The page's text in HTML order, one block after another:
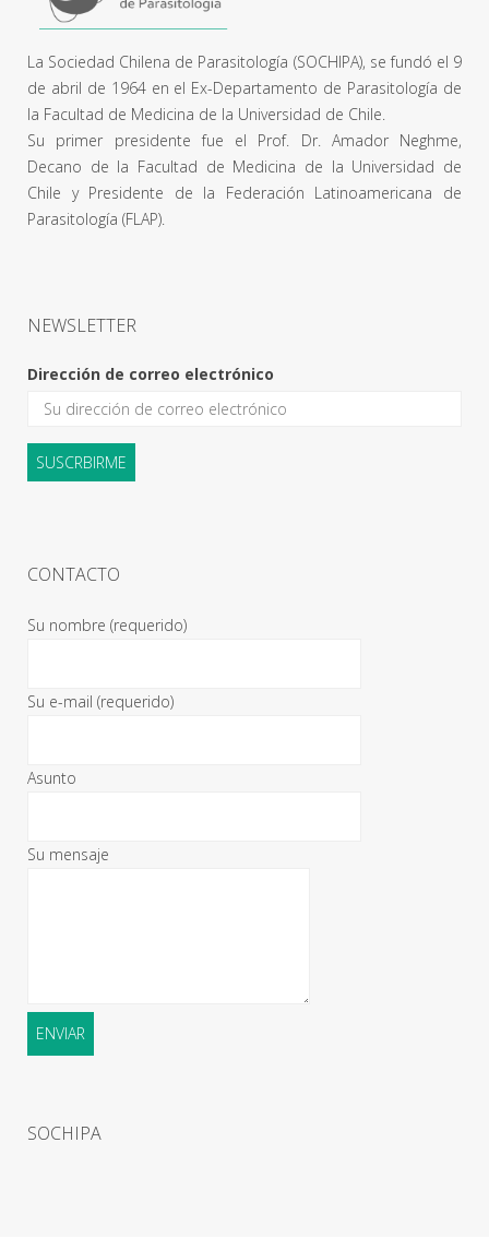
La Sociedad Chilena de Parasitología (SOCHIPA), se fundó el 9
de abril de 1964 en el Ex-Departamento de Parasitología de
la Facultad de Medicina de la Universidad de Chile.
Su primer presidente fue el Prof. Dr. Amador Neghme,
Decano de la Facultad de Medicina de la Universidad de
Chile y Presidente de la Federación Latinoamericana de
Parasitología (FLAP).
NEWSLETTER
Dirección de correo electrónico
CONTACTO
Su nombre (requerido)
Su e-mail (requerido)
Asunto
Su mensaje
SOCHIPA